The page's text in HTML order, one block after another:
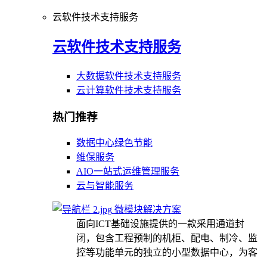
云软件技术支持服务
云软件技术支持服务
大数据软件技术支持服务
云计算软件技术支持服务
热门推荐
数据中心绿色节能
维保服务
AIO一站式运维管理服务
云与智能服务
微模块解决方案
面向ICT基础设施提供的一款采用通道封
闭，包含工程预制的机柜、配电、制冷、监
控等功能单元的独立的小型数据中心，为客